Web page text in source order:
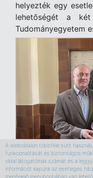
helyezték egy
lehetőségét a
Tudományegyetem
A weboldalon többféle sütit
funkcionalitását és biztonságos
oldal látogatóinak számát és a
információt kapunk az esetleges
megfelelő menüpontjában van